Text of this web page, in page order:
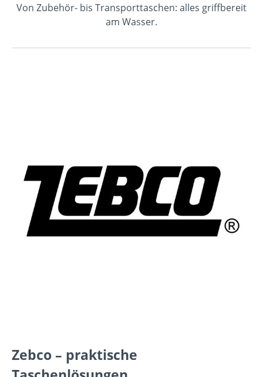
Von Zubehör- bis Transporttaschen: alles griffbereit
am Wasser.
Zebco – praktische